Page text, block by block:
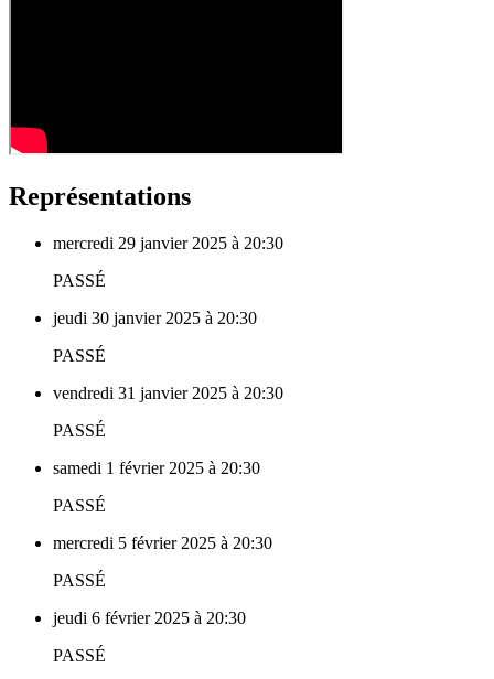
Représentations
mercredi 29 janvier 2025 à 20:30
PASSÉ
jeudi 30 janvier 2025 à 20:30
PASSÉ
vendredi 31 janvier 2025 à 20:30
PASSÉ
samedi 1 février 2025 à 20:30
PASSÉ
mercredi 5 février 2025 à 20:30
PASSÉ
jeudi 6 février 2025 à 20:30
PASSÉ